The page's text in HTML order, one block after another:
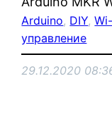
Arduino, DIY,
управление
29.12.2020